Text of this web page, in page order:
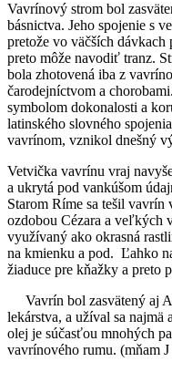
Vavrínový strom bol
básnictva. Jeho spojenie s
pretože vo väčších
preto môže navodiť tranz.
bola zhotovená iba z
čarodejníctvom a
symbolom dokonalosti a
latinského slovného
vavrínom, vznikol dnešný
Vetvička vavrínu vraj
a ukrytá pod vankúšom
Starom Ríme sa tešil
ozdobou Cézara a veľkých
využívaný ako okrasná
na kmienku a pod. Ľahko
žiaduce pre kňažky a preto
Vavrín bol zasvätený aj
lekárstva, a užíval sa
olej je súčasťou mnohých
vavrínového rumu. (mňam J